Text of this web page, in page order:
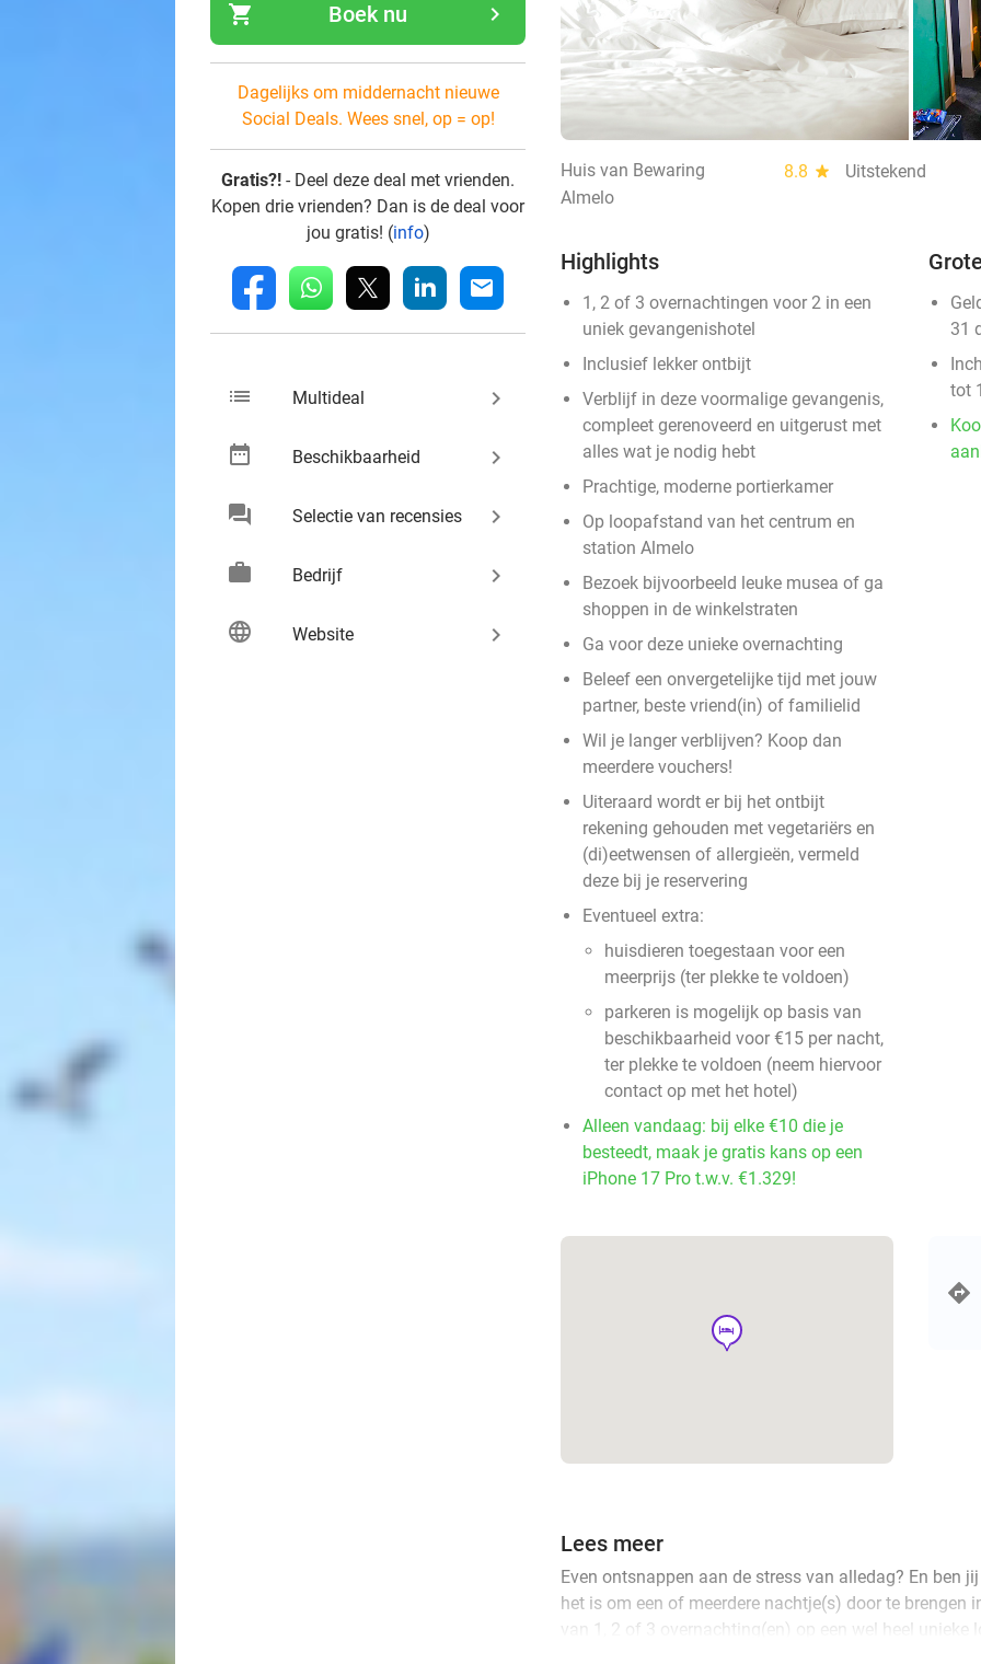
shopping_cart navigate_next
Boek nu
Dagelijks om middernacht nieuwe
Social Deals. Wees snel, op = op!
Gratis?! - Deel deze deal met vrienden.
Kopen drie vrienden? Dan is de deal voor
jou gratis! (info)
fb whatsapp linkedin mail
list Multideal keyboard_arrow_right
date_range Beschikbaarheid keyboard_arrow_right
chat Selectie van recensies keyboard_arrow_right
work Bedrijf keyboard_arrow_right
language Website keyboard_arrow_right
Huis van Bewaring 8.8 star
Uitstekend
Almelo
Highlights
1, 2 of 3 overnachtingen voor 2 in een
uniek gevangenishotel
Inclusief lekker ontbijt
Verblijf in deze voormalige gevangenis,
compleet gerenoveerd en uitgerust met
alles wat je nodig hebt
Prachtige, moderne portierkamer
Op loopafstand van het centrum en
station Almelo
Bezoek bijvoorbeeld leuke musea of ga
shoppen in de winkelstraten
Ga voor deze unieke overnachting
Beleef een onvergetelijke tijd met jouw
partner, beste vriend(in) of familielid
Wil je langer verblijven? Koop dan
meerdere vouchers!
Uiteraard wordt er bij het ontbijt
rekening gehouden met vegetariërs en
(di)eetwensen of allergieën, vermeld
deze bij je reservering
Eventueel extra:
huisdieren toegestaan voor een
meerprijs (ter plekke te voldoen)
parkeren is mogelijk op basis van
beschikbaarheid voor €15 per nacht,
ter plekke te voldoen (neem hiervoor
contact op met het hotel)
Alleen vandaag: bij elke €10 die je
besteedt, maak je gratis kans op een
iPhone 17 Pro t.w.v. €1.329!
31
tot
hotel
Lees meer
Even ontsnappen aan de stress van alledag? En ben
het is om een of meerdere nachtje(s) door te brengen
van 1, 2 of 3 overnachting(en) op een wel heel unieke